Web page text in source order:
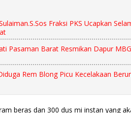
Fraksi PKS Ucapkan
Pasaman Barat Resmikan Dapur
Rem Blong Picu Kecelakaan
beras dan 300 dus mi instan yang